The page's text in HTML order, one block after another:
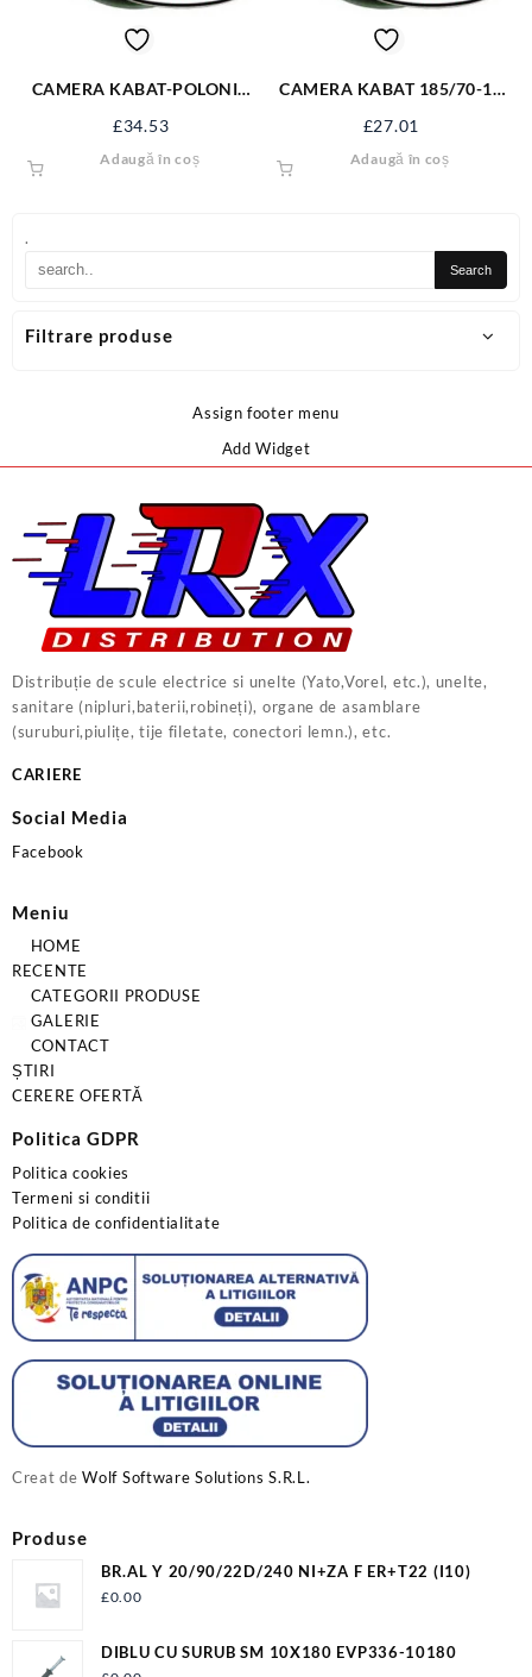
.
Filtrare produse
CAMERA KABAT-POLONIA
£34.53
Adaugă în coș
CAMERA KABAT 185/70-15
£27.01
Adaugă în coș
Assign footer menu
Add Widget
Distribuție de scule electrice si unelte (Yato,Vorel, etc.), unelte,
sanitare (nipluri,baterii,robineți), organe de asamblare
(suruburi,piulițe, tije filetate, conectori lemn.), etc.
CARIERE
Social Media
Facebook
Meniu
HOME
RECENTE
CATEGORII PRODUSE
GALERIE
CONTACT
ȘTIRI
CERERE OFERTĂ
Politica GDPR
Politica cookies
Termeni si conditii
Politica de confidentialitate
Creat deWolf Software Solutions S.R.L.
Produse
BR.AL Y 20/90/22D/240 NI+ZA F ER+T22 (I10)
£0.00
DIBLU CU SURUB SM 10X180 EVP336-10180